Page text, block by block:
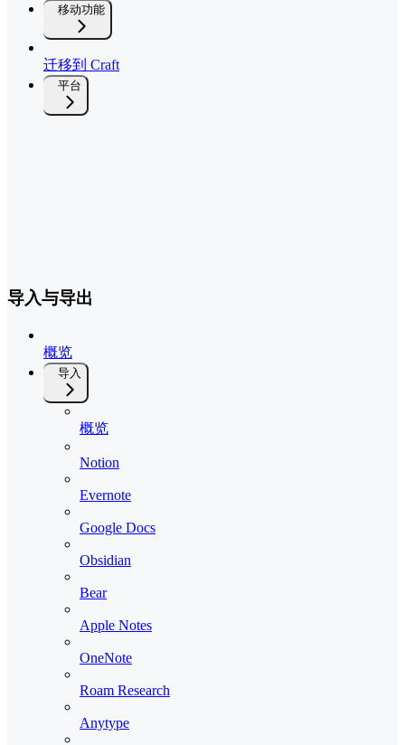
移动功能
迁移到 Craft
平台
导入与导出
概览
导入
概览
Notion
Evernote
Google Docs
Obsidian
Bear
Apple Notes
OneNote
Roam Research
Anytype